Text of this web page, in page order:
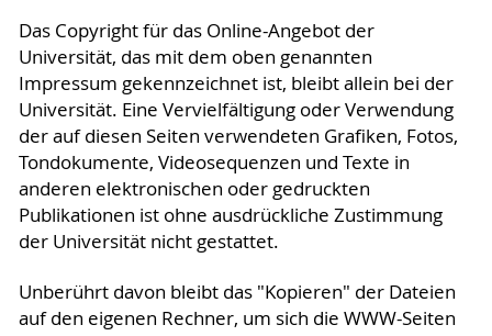
Das Copyright für das Online-Angebot der
Universität, das mit dem oben genannten
Impressum gekennzeichnet ist, bleibt allein bei der
Universität. Eine Vervielfältigung oder Verwendung
der auf diesen Seiten verwendeten Grafiken, Fotos,
Tondokumente, Videosequenzen und Texte in
anderen elektronischen oder gedruckten
Publikationen ist ohne ausdrückliche Zustimmung
der Universität nicht gestattet.
Unberührt davon bleibt das "Kopieren" der Dateien
auf den eigenen Rechner, um sich die WWW-Seiten